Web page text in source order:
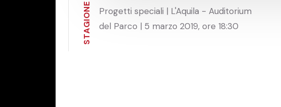
S
T
A
G
I
O
N
E
Progetti speciali | L'Aquila - Auditorium
del Parco | 5 marzo 2019, ore 18:30